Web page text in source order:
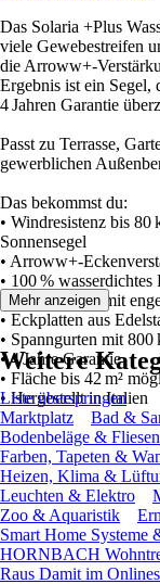
Das Solaria +Plus
viele Gewebestreifen
die Arroww+-
Ergebnis ist ein Segel,
4 Jahren Garantie
Passt zu Terrasse,
gewerblichen
Das bekommst du:
• Windresistenz bis 80
Sonnensegel
• Arroww+-
• 100 %
• Radialschnitt mit
• Eckplatten aus
• Spanngurten mit
• 4 Jahre Garantie
• Fläche bis 42 m²
• Hergestellt in Italien
Mehr anzeigen
Weitere
Liste überspringen
Marktplatz
Bad &
Bodenbeläge & Fliesen
Farben, Tapeten &
Heizen, Klima &
Leuchten & Elektro
Zoo & Aquaristik
Smart Home Systeme
HORNBACH
Raus Damit im